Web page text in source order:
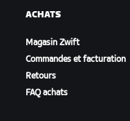
ACHATS
Magasin Zwift
Commandes et facturation
Retours
FAQ achats